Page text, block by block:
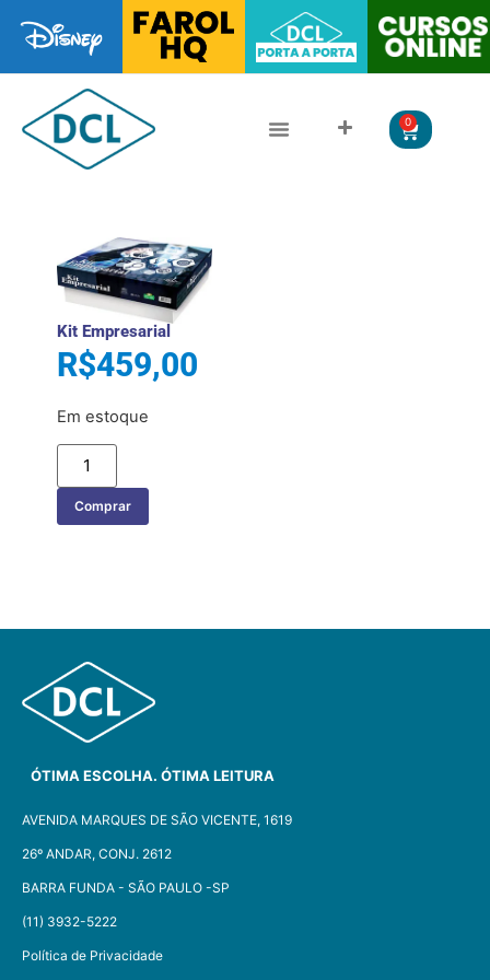
0
Kit Empresarial
R$459,00
Em estoque
Comprar
ÓTIMA ESCOLHA. ÓTIMA LEITURA
AVENIDA MARQUES DE SÃO VICENTE, 1619
26º ANDAR, CONJ. 2612
BARRA FUNDA - SÃO PAULO -SP​
(11) 3932-5222
Política de Privacidade